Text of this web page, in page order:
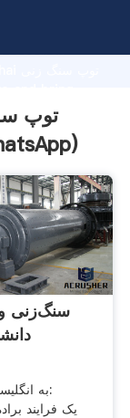
research
توپ
)
سنگ‌زنی